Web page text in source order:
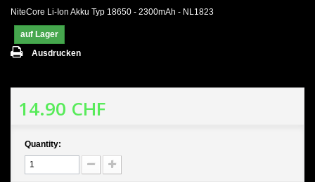
NiteCore Li-Ion Akku Typ 18650 - 2300mAh - NL1823
auf Lager
Ausdrucken
14.90 CHF
Quantity: